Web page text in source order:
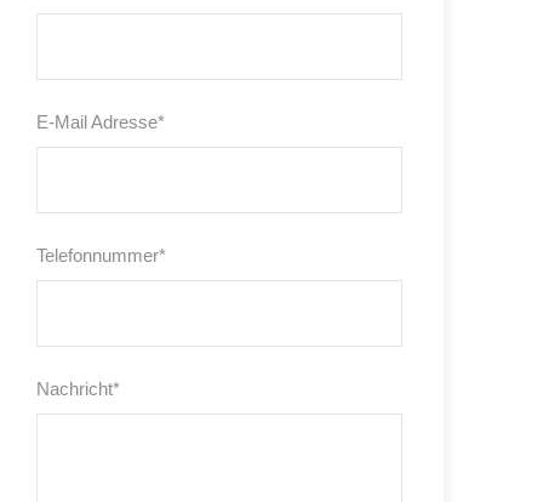
E-Mail Adresse*
Telefonnummer*
Nachricht*